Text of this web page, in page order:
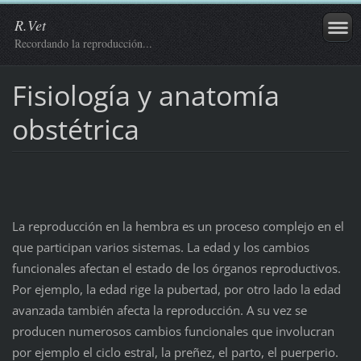
R.Vet
Recordando la reproducción...
Fisiología y anatomía
obstétrica
La reproducción en la hembra es un proceso complejo en el
que participan varios sistemas. La edad y los cambios
funcionales afectan el estado de los órganos reproductivos.
Por ejemplo, la edad rige la pubertad, por otro lado la edad
avanzada también afecta la reproducción. A su vez se
producen numerosos cambios funcionales que involucran
por ejemplo el ciclo estral, la preñez, el parto, el puerperio.